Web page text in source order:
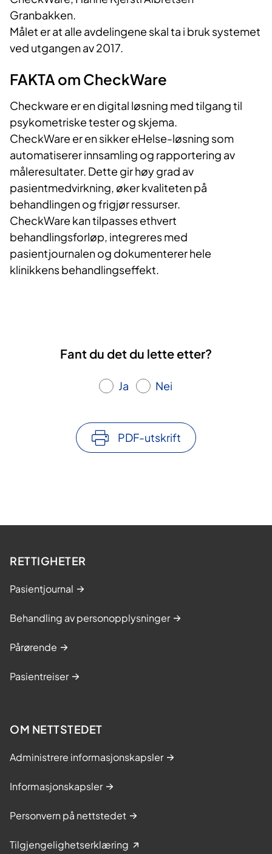
Granbakken.
Målet er at alle avdelingene skal ta i bruk systemet
ved utgangen av 2017.
FAKTA om CheckWare
Checkware er en digital løsning med tilgang til
psykometriske tester og skjema.
CheckWare er en sikker eHelse-løsning som
automatiserer innsamling og rapportering av
måleresultater. Dette gir høy grad av
pasientmedvirkning, øker kvaliteten på
behandlingen og frigjør ressurser.
CheckWare kan tilpasses ethvert
behandlingsforløp, integreres med
pasientjournalen og dokumenterer hele
klinikkens behandlingseffekt.
Fant du det du lette etter?
Ja Nei
PDF-utskrift
RETTIGHETER
Pasientjournal
Behandling av personopplysninger
Pårørende
Pasientreiser
OM NETTSTEDET
Administrere informasjonskapsler
Informasjonskapsler
Personvern på nettstedet
Tilgjengelighetserklæring